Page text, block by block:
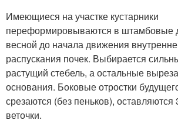
Имеющиеся на участке кустарники
переформировываются в штамбовые
весной до начала движения
распускания почек. Выбирается
растущий стебель, а остальные
основания. Боковые отростки
срезаются (без пеньков), оставляются
веточки.